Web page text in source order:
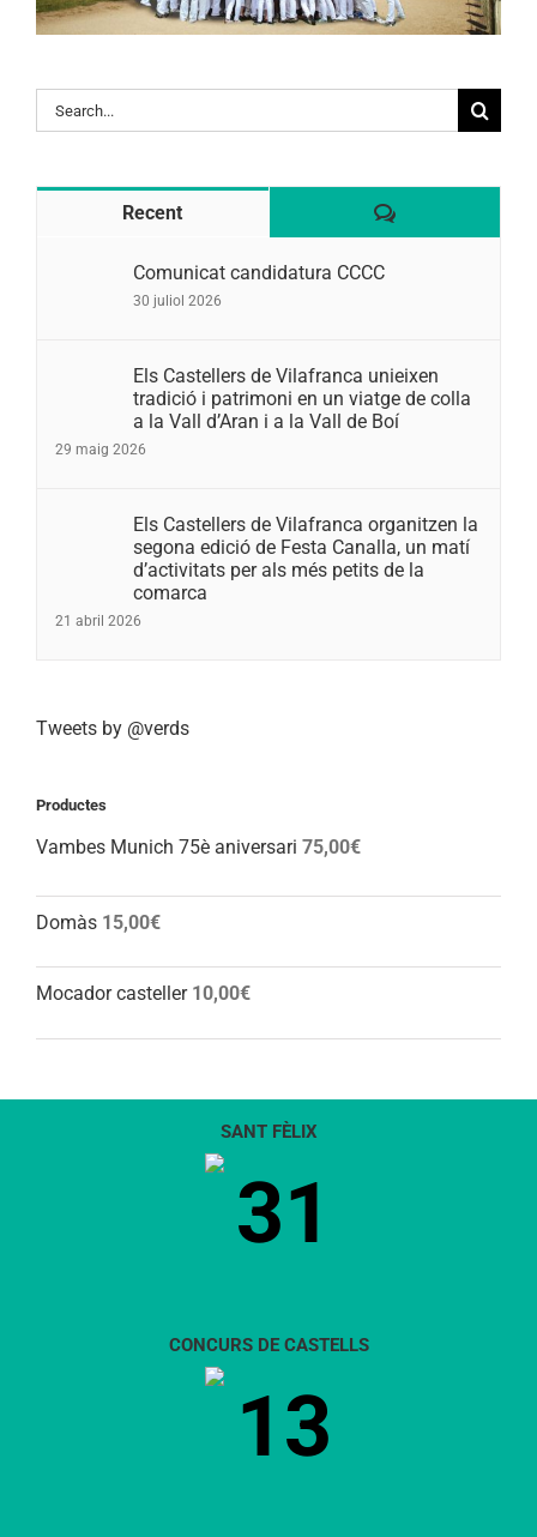
Search
for:
Recent Comentaris
Comunicat candidatura CCCC
30 juliol 2026
Els Castellers de Vilafranca unieixen
tradició i patrimoni en un viatge de colla
a la Vall d’Aran i a la Vall de Boí
29 maig 2026
Els Castellers de Vilafranca organitzen la
segona edició de Festa Canalla, un matí
d’activitats per als més petits de la
comarca
21 abril 2026
Tweets by @verds
Productes
Vambes Munich 75è aniversari 75,00€
Domàs 15,00€
Mocador casteller 10,00€
SANT FÈLIX
31
CONCURS DE CASTELLS
13